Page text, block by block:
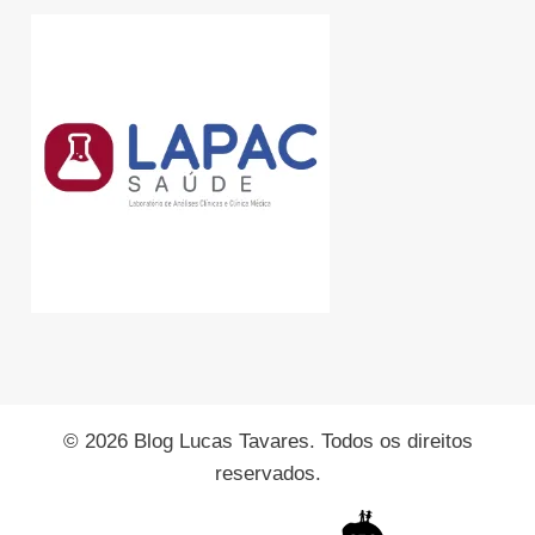
© 2026 Blog Lucas Tavares. Todos os direitos
reservados.